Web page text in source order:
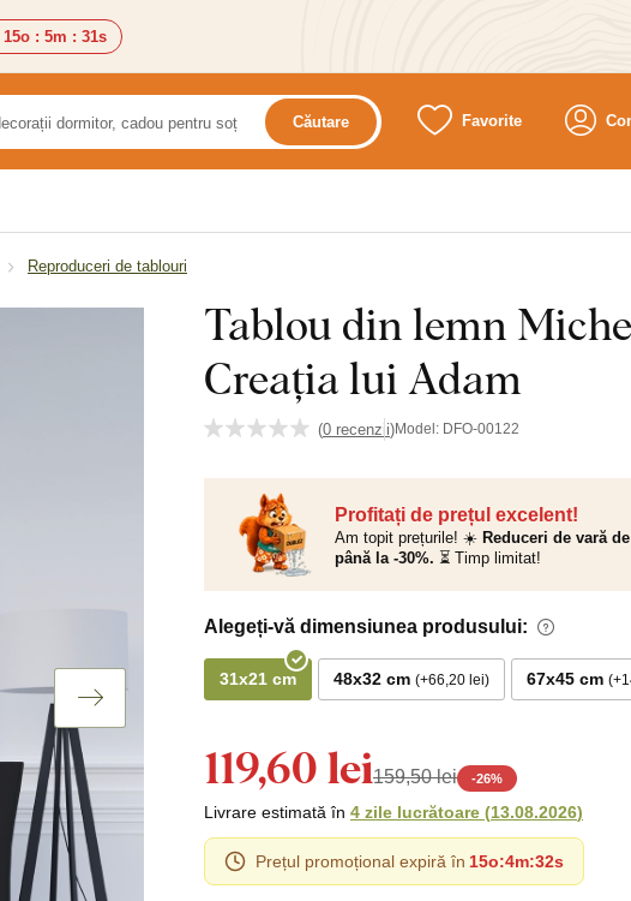
15o : 5m : 30s
Căutare Favorite
Reproduceri de tablouri
Tablou din lemn
Creația lui Adam
(0 recenzii)Model: DFO-00122
Profitați de prețul excelent!
Am topit prețurile! ☀️ Reduceri de vară de
până la -30%. ⏳ Timp limitat!
Alegeți-vă dimensiunea produsului:
31x21 cm 48x32 cm +66,20 lei 67x45 cm
119,60 lei159,50 lei -26%
Livrare estimată în 4 zile lucrătoare (13.08.2026)
Prețul promoțional expiră în 15o:4m:30s